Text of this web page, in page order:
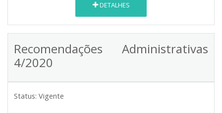
DETALHES
Recomendações Administrativas
4/2020
Status: Vigente